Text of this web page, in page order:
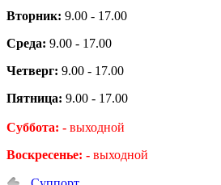
Вторник: 9.00 - 17.00
Среда: 9.00 - 17.00
Четверг: 9.00 - 17.00
Пятница: 9.00 - 17.00
Суббота: - выходной
Воскресенье: - выходной